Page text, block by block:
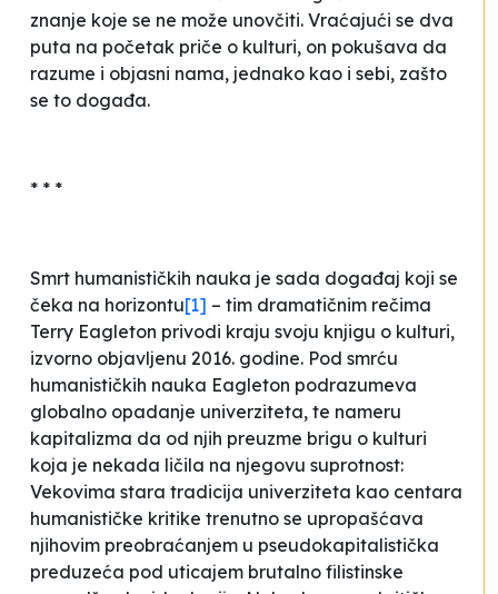
znanje koje se ne može unovčiti. Vraćajući se dva
puta na početak priče o kulturi, on pokušava da
razume i objasni nama, jednako kao i sebi, zašto
se to događa.
* * *
Smrt humanističkih nauka je sada događaj koji se
čeka na horizontu[1] – tim dramatičnim rečima
Terry Eagleton privodi kraju svoju knjigu o kulturi,
izvorno objavljenu 2016. godine. Pod smrću
humanističkih nauka Eagleton podrazumeva
globalno opadanje univerziteta, te nameru
kapitalizma da od njih preuzme brigu o kulturi
koja je nekada ličila na njegovu suprotnost:
Vekovima stara tradicija univerziteta kao centara
humanističke kritike trenutno se upropašćava
njihovim preobraćanjem u pseudokapitalistička
preduzeća pod uticajem brutalno filistinske